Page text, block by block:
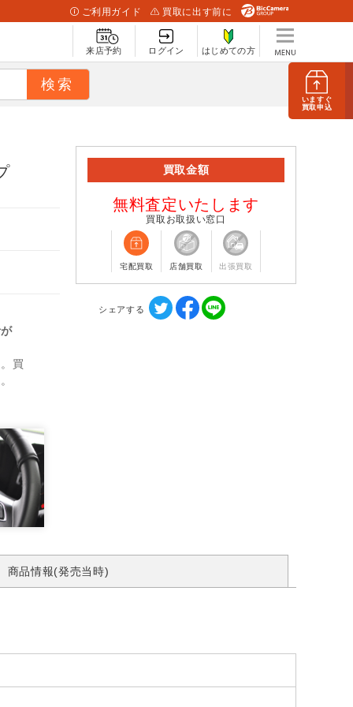
いますぐ
買取申込
ご利用ガイド 買取に出す前に
来店予約 ログイン はじめての方
買
買取金額
無料査定いたします
買取お取扱い窓口
宅配買取 店舗買取 出張買取
シェアする
商品情報(発売当時)